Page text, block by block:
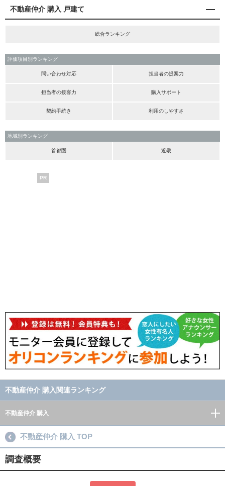
不動産仲介 購入 戸建て
総合ランキング
評価項目別ランキング
問い合わせ対応 担当者の提案力
担当者の接客力 購入サポート
契約手続き 利用のしやすさ
地域別ランキング
首都圏 近畿
PR
不動産仲介 購入関連ランキング
不動産仲介 購入
不動産仲介 購入 TOP
調査概要